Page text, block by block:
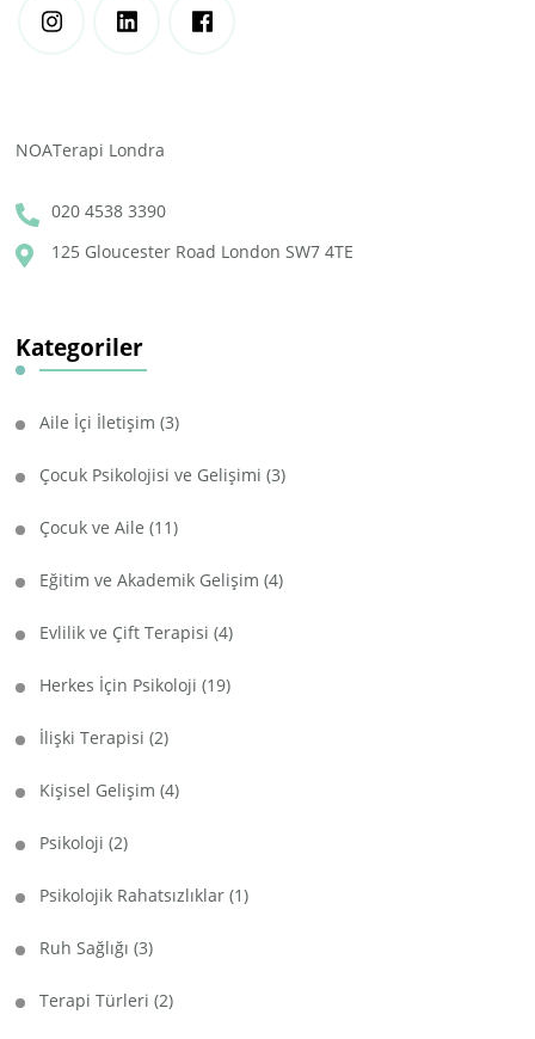
NOATerapi Londra
020 4538 3390
125 Gloucester Road London SW7 4TE
Kategoriler
Aile İçi İletişim (3)
Çocuk Psikolojisi ve Gelişimi (3)
Çocuk ve Aile (11)
Eğitim ve Akademik Gelişim (4)
Evlilik ve Çift Terapisi (4)
Herkes İçin Psikoloji (19)
İlişki Terapisi (2)
Kişisel Gelişim (4)
Psikoloji (2)
Psikolojik Rahatsızlıklar (1)
Ruh Sağlığı (3)
Terapi Türleri (2)